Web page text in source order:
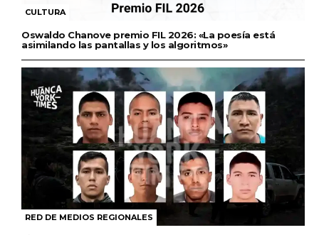
CULTURA
Oswaldo Chanove premio FIL 2026: «La poesía está
asimilando las pantallas y los algoritmos»
RED DE MEDIOS REGIONALES